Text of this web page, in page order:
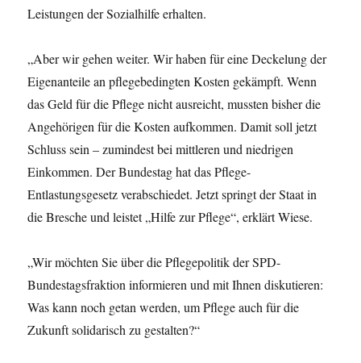
Leistungen der Sozialhilfe erhalten.
„Aber wir gehen weiter. Wir haben für eine Deckelung der
Eigenanteile an pflegebedingten Kosten gekämpft. Wenn
das Geld für die Pflege nicht ausreicht, mussten bisher die
Angehörigen für die Kosten aufkommen. Damit soll jetzt
Schluss sein – zumindest bei mittleren und niedrigen
Einkommen. Der Bundestag hat das Pflege-
Entlastungsgesetz verabschiedet. Jetzt springt der Staat in
die Bresche und leistet „Hilfe zur Pflege“, erklärt Wiese.
„Wir möchten Sie über die Pflegepolitik der SPD-
Bundestagsfraktion informieren und mit Ihnen diskutieren:
Was kann noch getan werden, um Pflege auch für die
Zukunft solidarisch zu gestalten?“